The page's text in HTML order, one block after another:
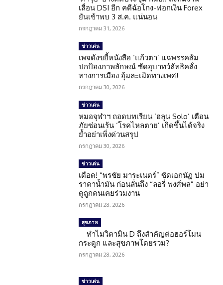
เลื่อน DSI อีก คดีฉ้อโกง-ฟอกเงิน Forex
ยันเข้าพบ 3 ส.ค. แน่นอน
กรกฎาคม 31, 2026
ข่าวเด่น
เพจดังขยี้หนังสือ ‘แก้วตา’ แฉพรรคส้ม
ปกป้องภาพลักษณ์ ซัดอุบาทว์ลัทธิคลั่ง
ทางการเมือง อุ้มละเมิดทางเพศ!
กรกฎาคม 30, 2026
ข่าวเด่น
หมอจุฬาฯ ถอดบทเรียน ‘ฮลุน Solo’ เตือน
ภัยซ่อนเร้น ‘โรคไหลตาย’ เกิดขึ้นได้จริง
ย้ำอย่าเพิ่งด่วนสรุป
กรกฎาคม 30, 2026
ข่าวเด่น
เดือด! “พรชัย มาระเนตร์” ซัดเอกนัฏ ปม
ราคาน้ำมัน ก่อนลั่นถึง “ลอรี่ พงศ์พล” อย่า
ดูถูกคนเคยร่วมงาน
กรกฎาคม 28, 2026
สุขภาพ
ทำไมวิตามิน D ถึงสำคัญต่อฮอร์โมน
กระดูก และสุขภาพโดยรวม?
กรกฎาคม 28, 2026
ข่าวเด่น